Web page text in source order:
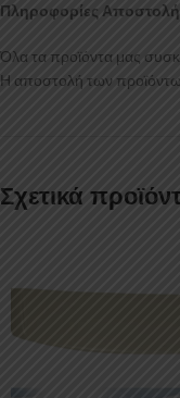
Πληροφορίες
Όλα τα προϊόντα μας
Η αποστολή των
Σχετικά